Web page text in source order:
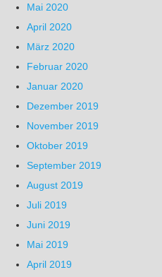
Mai 2020
April 2020
März 2020
Februar 2020
Januar 2020
Dezember 2019
November 2019
Oktober 2019
September 2019
August 2019
Juli 2019
Juni 2019
Mai 2019
April 2019